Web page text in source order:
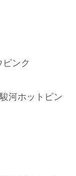
ンク
河ホットピン